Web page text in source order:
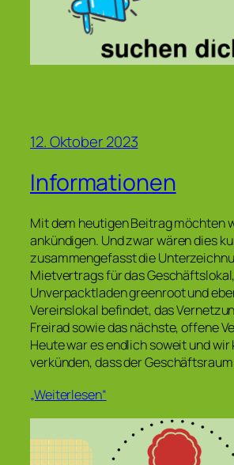
12. Oktober 2023
Informationen
Mit dem heutigen Beitrag möchten
ankündigen. Und zwar wären dies
zusammengefasst die
Mietvertrags für das
Unverpacktladen greenroot und
Vereinslokal befindet, das
Freirad sowie das nächste, offene
Heute war es endlich soweit und wir
verkünden, dass der
„Weiterlesen“